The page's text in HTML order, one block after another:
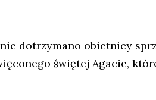
dotrzymano obietnicy
świętej Agacie,